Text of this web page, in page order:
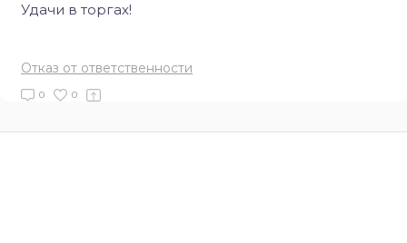
Удачи в торгах!
Отказ от ответственности
0 0